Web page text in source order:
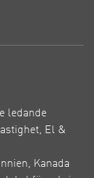
ledande
El &
Kanada